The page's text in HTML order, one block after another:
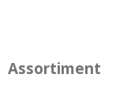
Assortiment